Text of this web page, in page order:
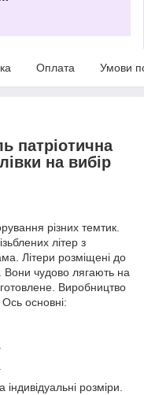
Оплата Умови
патріотична
на вибір
різних темтик.
літер з
Літери розміщені до
Вони чудово лягають на
Виробництво
основні:
розміри.